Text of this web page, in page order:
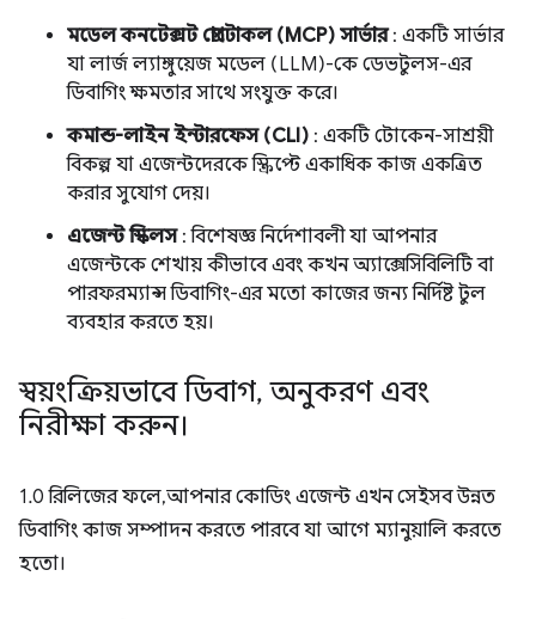
মডেল কনটেক্সট প্রোটোকল (MCP) সার্ভার: একটি সার্ভার
যা লার্জ ল্যাঙ্গুয়েজ মডেল (LLM)-কে ডেভটুলস-এর
ডিবাগিং ক্ষমতার সাথে সংযুক্ত করে।
কমান্ড-লাইন ইন্টারফেস (CLI) : একটি টোকেন-সাশ্রয়ী
বিকল্প যা এজেন্টদেরকে স্ক্রিপ্টে একাধিক কাজ একত্রিত
করার সুযোগ দেয়।
এজেন্ট স্কিলস: বিশেষজ্ঞ নির্দেশাবলী যা আপনার
এজেন্টকে শেখায় কীভাবে এবং কখন অ্যাক্সেসিবিলিটি বা
পারফরম্যান্স ডিবাগিং-এর মতো কাজের জন্য নির্দিষ্ট টুল
ব্যবহার করতে হয়।
স্বয়ংক্রিয়ভাবে ডিবাগ, অনুকরণ এবং
নিরীক্ষা করুন।
1.0 রিলিজের ফলে, আপনার কোডিং এজেন্ট এখন সেইসব উন্নত
ডিবাগিং কাজ সম্পাদন করতে পারবে যা আগে ম্যানুয়ালি করতে
হতো।